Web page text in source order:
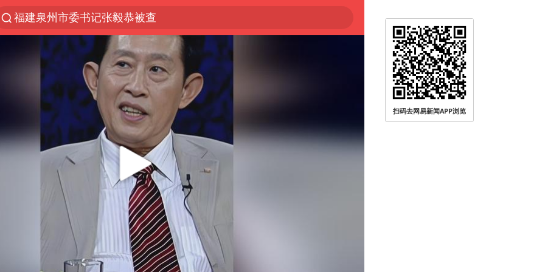
“电影+”如何激发千亿级消费新活力？
全球首个长时储能一体化产业园量产
台风白海豚已进入24小时警戒线
“秋天的第一杯奶茶”6岁了
中国女篮70-67险胜尼日利亚女篮
四川宜宾高县4.9级地震致1死
上海：台风白海豚或将带来龙卷风
中巨芯：上半年归母净利润1405.77万元
38岁演员求职万岁山NPC成功
胜宏科技：股票交易异常波动
国乒男单横滨冠军赛全军覆没
扫码去网易新闻APP浏览